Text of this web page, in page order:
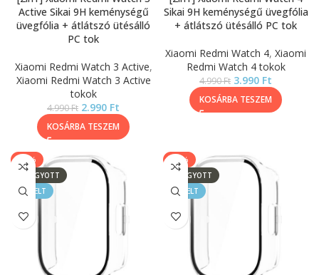
Active Sikai 9H keménységű
üvegfólia + átlátszó ütésálló
PC tok
Xiaomi Redmi Watch 3 Active,
Xiaomi Redmi Watch 3 Active
tokok
4.990Ft 2.990 Ft
KOSÁRBA TESZEM
Sikai 9H keménységű üvegfólia
+ átlátszó ütésálló PC tok
Xiaomi Redmi Watch 4, Xiaomi
Redmi Watch 4 tokok
4.990Ft 3.990 Ft
KOSÁRBA TESZEM
-20%
ELFOGYOTT
KIEMELT
-20%
ELFOGYOTT
KIEMELT